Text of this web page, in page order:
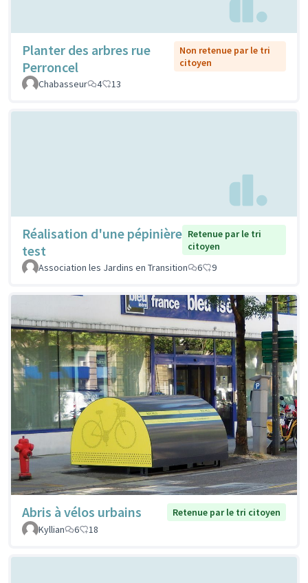
Planter des arbres rue
Perroncel
Non retenue par le tri
citoyen
Chabasseur
4 13
Réalisation d'une pépinière
test
Retenue par le tri
citoyen
Association les Jardins en Transition
6 9
Abris à vélos urbains
Retenue par le tri citoyen
Kyllian
6 18